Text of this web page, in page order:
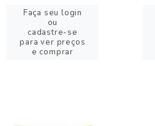
Faça seu login
ou
cadastre-se
para ver preços
e comprar